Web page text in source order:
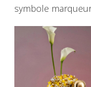
symbole